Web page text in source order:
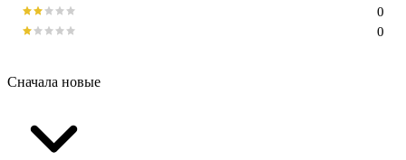
0
0
Сначала новые